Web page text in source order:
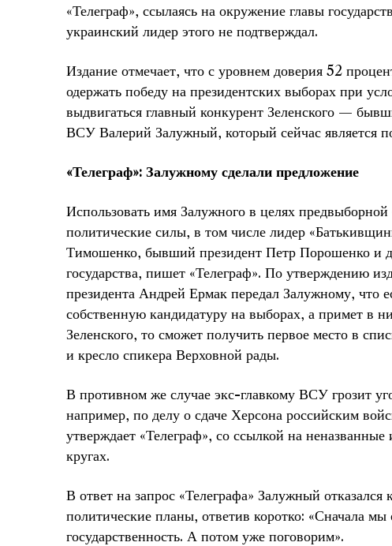
«Телеграф», ссылаясь на окружение главы
украинский лидер этого не подтверждал.
Издание отмечает, что с уровнем доверия 52
одержать победу на президентских выборах при
выдвигаться главный конкурент Зеленского —
ВСУ Валерий Залужный, который сейчас является
«Телеграф»: Залужному сделали предложение
Использовать имя Залужного в целях
политические силы, в том числе лидер
Тимошенко, бывший президент Петр Порошенко и
государства, пишет «Телеграф». По утверждению
президента Андрей Ермак передал Залужному, что
собственную кандидатуру на выборах, а примет в
Зеленского, то сможет получить первое место в
и кресло спикера Верховной рады.
В противном же случае экс-главкому ВСУ грозит
например, по делу о сдаче Херсона российским
утверждает «Телеграф», со ссылкой на
кругах.
В ответ на запрос «Телеграфа» Залужный отказался
политические планы, ответив коротко: «Сначала мы
государственность. А потом уже поговорим».